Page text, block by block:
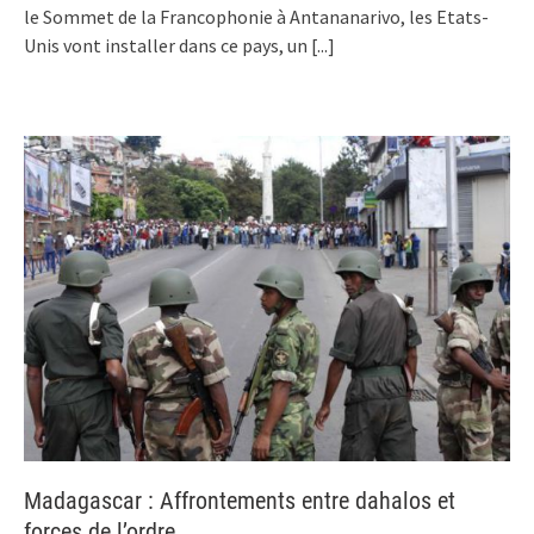
le Sommet de la Francophonie à Antananarivo, les Etats-
Unis vont installer dans ce pays, un [...]
Madagascar : Affrontements entre dahalos et